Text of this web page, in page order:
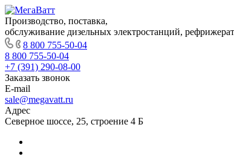
Производство, поставка,
обслуживание дизельных электростанций,
8 800 755-50-04
8 800 755-50-04
+7 (391) 290-08-00
Заказать звонок
E-mail
sale@megavatt.ru
Адрес
Северное шоссе, 25, строение 4 Б